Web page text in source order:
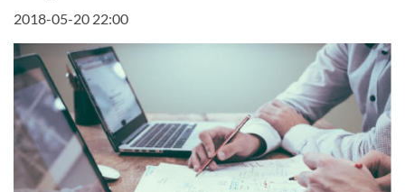
2018-05-20 22:00